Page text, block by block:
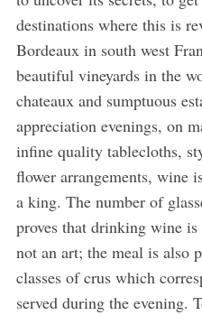
destinations where this is
Bordeaux in south west
beautiful vineyards in the
chateaux and sumptuous
appreciation evenings, on
infine quality tablecloths,
flower arrangements, wine
a king. The number of
proves that drinking wine
not an art; the meal is also
classes of crus which
served during the evening.